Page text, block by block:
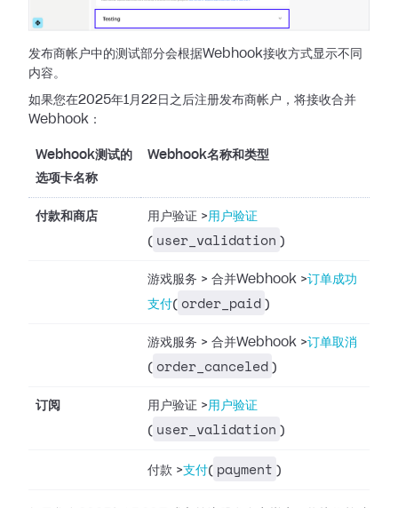
发布商帐户中的测试部分会根据Webhook接收方式显示不同
内容。
如果您在2025年1月22日之后注册发布商帐户，将接收合并
Webhook：
Webhook测试的
选项卡名称
Webhook名称和类型
付款和商店 用户验证 >用户验证
( user_validation )
游戏服务 > 合并Webhook >订单成功
支付( order_paid )
游戏服务 > 合并Webhook >订单取消
( order_canceled )
订阅 用户验证 >用户验证
( user_validation )
付款 >支付( payment )